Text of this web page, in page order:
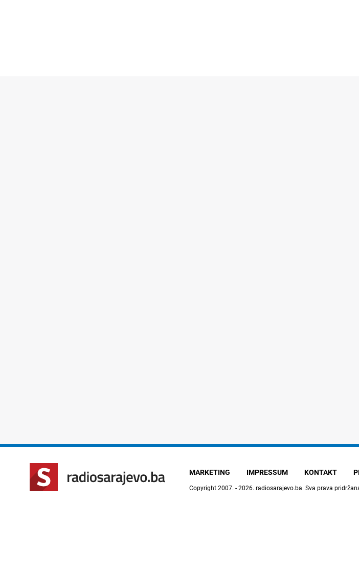
MARKETING IMPRESSUM KONTAKT
Copyright 2007. - 2026. radiosarajevo.ba. Sva prava